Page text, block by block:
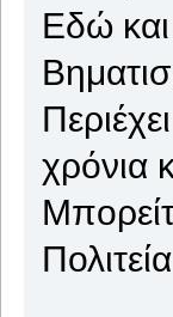
Εδώ και
χρόνια